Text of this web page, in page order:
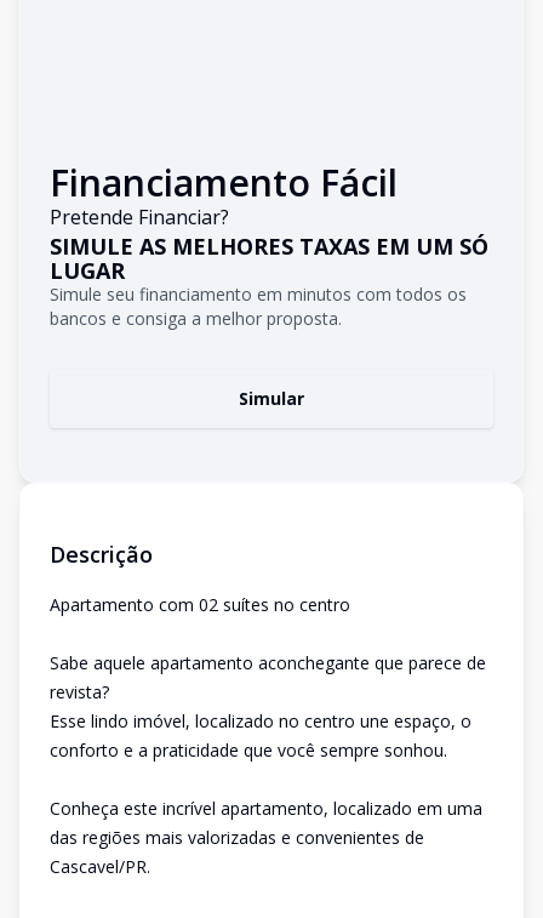
Financiamento Fácil
Pretende Financiar?
SIMULE AS MELHORES TAXAS EM UM SÓ
LUGAR
Simule seu financiamento em minutos com todos os
bancos e consiga a melhor proposta.
Simular
Descrição
Apartamento com 02 suítes no centro
Sabe aquele apartamento aconchegante que parece de
revista?
Esse lindo imóvel, localizado no centro une espaço, o
conforto e a praticidade que você sempre sonhou.
Conheça este incrível apartamento, localizado em uma
das regiões mais valorizadas e convenientes de
Cascavel/PR.